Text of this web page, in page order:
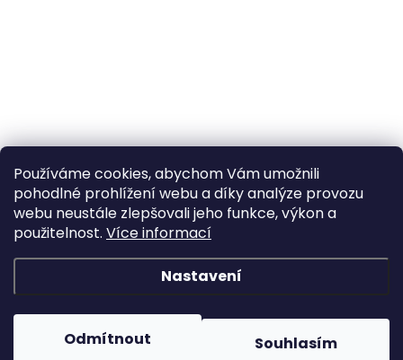
Používáme cookies, abychom Vám umožnili
pohodlné prohlížení webu a díky analýze provozu
webu neustále zlepšovali jeho funkce, výkon a
použitelnost. Více informací
Nastavení
Odmítnout Souhlasím